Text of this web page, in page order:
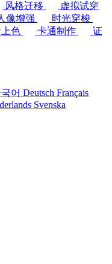
风格迁移
虚拟试穿
像增强
时光穿梭
色 卡通制作
证
어 Deutsch Français
Svenska